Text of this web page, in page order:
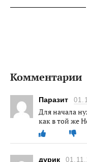
Комментарии
Паразит
Для начала
как в той же
дурик